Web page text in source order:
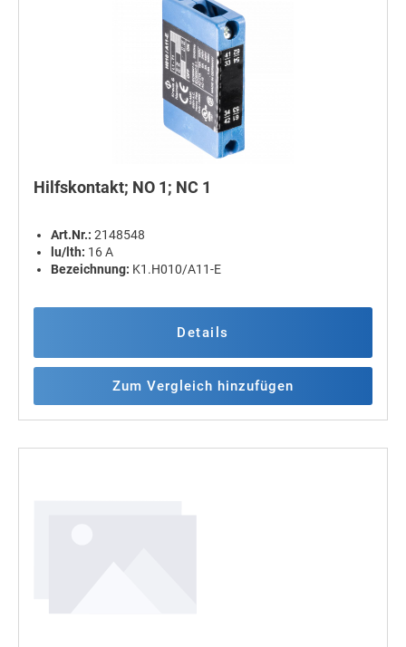
Hilfskontakt; NO 1; NC 1
Art.Nr.: 2148548
lu/lth: 16 A
Bezeichnung: K1.H010/A11-E
Details
Zum Vergleich hinzufügen